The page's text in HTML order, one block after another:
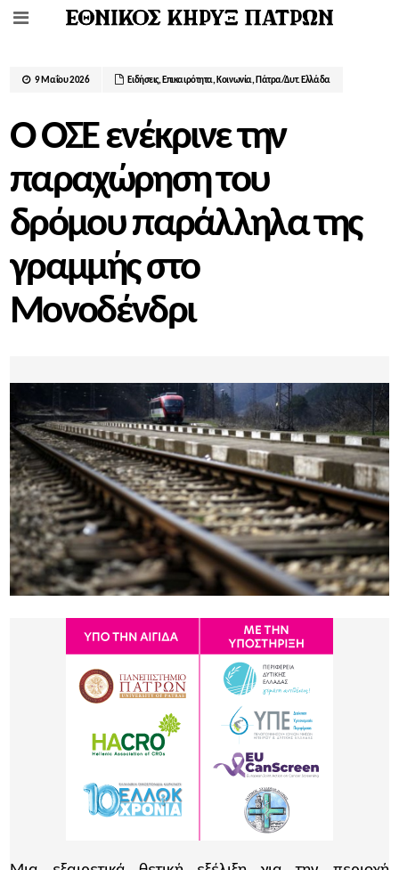
9 Μαΐου 2026 Ειδήσεις, Επικαιρότητα, Κοινωνία, Πάτρα/Δυτ. Ελλάδα
Ο ΟΣΕ ενέκρινε την
παραχώρηση του
δρόμου παράλληλα της
γραμμής στο
Μονοδένδρι